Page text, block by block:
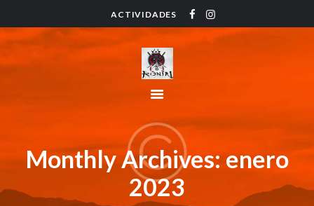
ACTIVIDADES
Monthly Archives: enero
2023
HOME
ACTIVIDADES
INSTRUCTORES
CONTACTO
BLOG